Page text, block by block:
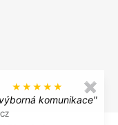
★ ★ ★ ★ ★ ✖
komunikace"